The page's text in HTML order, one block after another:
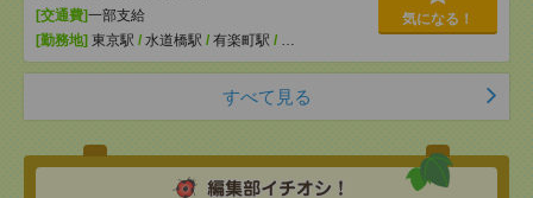
[交通費]一部支給
[勤務地] 東京駅 / 水道橋駅 / 有楽町駅 / …
気になる！
すべて見る